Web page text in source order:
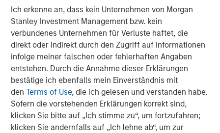
Ich erkenne an, dass kein Unternehmen von Morgan
Stanley Investment Management bzw. kein
verbundenes Unternehmen für Verluste haftet, die
direkt oder indirekt durch den Zugriff auf Informationen
infolge meiner falschen oder fehlerhaften Angaben
entstehen. Durch die Annahme dieser Erklärungen
bestätige ich ebenfalls mein Einverständnis mit
denTerms of Use, die ich gelesen und verstanden habe.
Sofern die vorstehenden Erklärungen korrekt sind,
klicken Sie bitte auf „Ich stimme zu“, um fortzufahren;
klicken Sie andernfalls auf „Ich lehne ab“, um zur
50 and Deloitte Fast 500. In late 2019, Dataminr delivered
the
first digital warning COVID-19
and provided a
valuable leading indicator on impending COVID-19 case
count growth as the pandemic swept across the world.
Alongside Dataminr's corporate product,
Dataminr Pulse
the company provides public sector organizations
with First Alert for first response, including the
United
Nations , which uses First Alert in over 100
countries.
Dataminr for Newsis relied on in more than
650 newsrooms and by over 30,000 journalists around
the world.